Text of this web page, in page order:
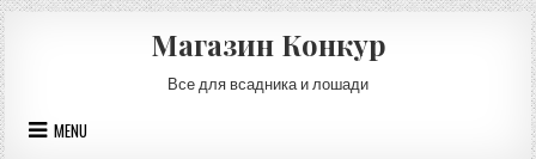
Skip
to
content
Магазин Конкур
Все для всадника и лошади
MENU